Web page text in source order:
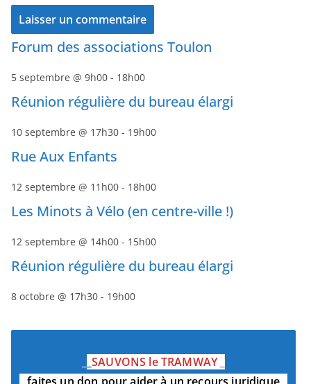
Forum des associations Toulon
5 septembre @ 9h00 - 18h00
Réunion régulière du bureau élargi
10 septembre @ 17h30 - 19h00
Rue Aux Enfants
12 septembre @ 11h00 - 18h00
Les Minots à Vélo (en centre-ville !)
12 septembre @ 14h00 - 15h00
Réunion régulière du bureau élargi
8 octobre @ 17h30 - 19h00
_SAUVONS le TRAMWAY_